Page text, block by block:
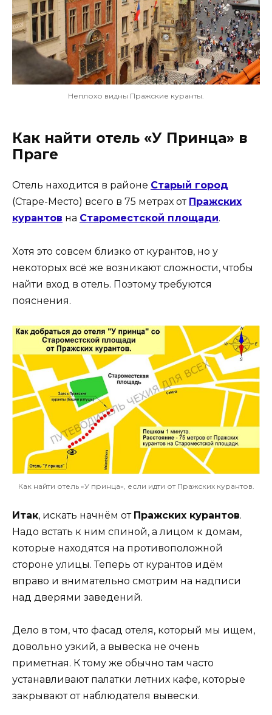
Неплохо видны Пражские куранты.
Как найти отель «У Принца» в
Праге
Отель находится в районе Старый город
(Старе-Место) всего в 75 метрах от Пражских
курантов на Староместской площади.
Хотя это совсем близко от курантов, но у
некоторых всё же возникают сложности, чтобы
найти вход в отель. Поэтому требуются
пояснения.
Как найти отель «У принца», если идти от Пражских курантов.
Итак, искать начнём от Пражских курантов.
Надо встать к ним спиной, а лицом к домам,
которые находятся на противоположной
стороне улицы. Теперь от курантов идём
вправо и внимательно смотрим на надписи
над дверями заведений.
Дело в том, что фасад отеля, который мы ищем,
довольно узкий, а вывеска не очень
приметная. К тому же обычно там часто
устанавливают палатки летних кафе, которые
закрывают от наблюдателя вывески.